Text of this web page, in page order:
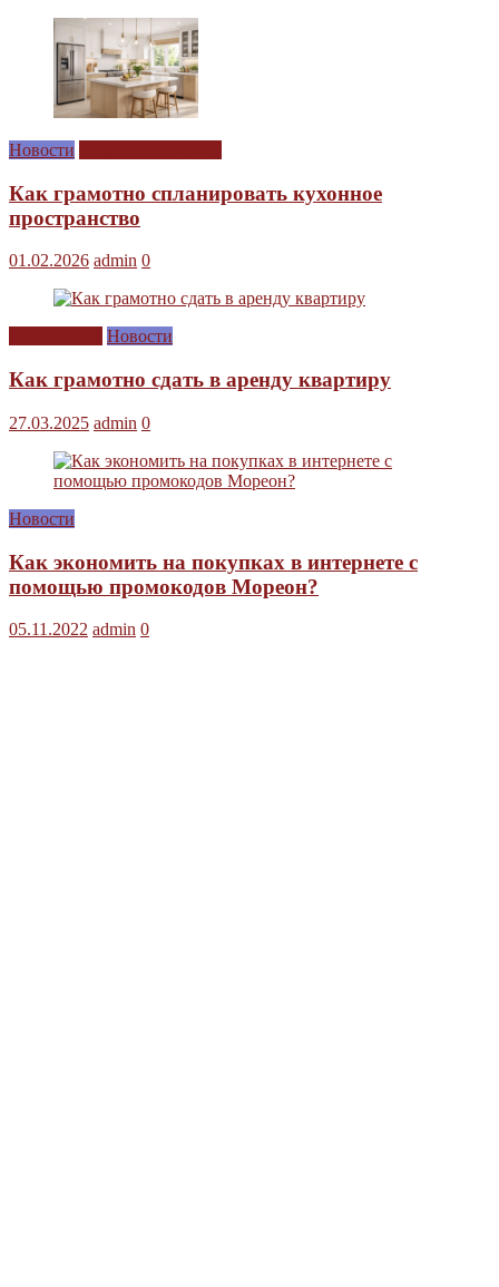
Новости
Как грамотно спланировать кухонное
пространство
01.02.2026 admin 0
Новости
Как грамотно сдать в аренду квартиру
27.03.2025 admin 0
Новости
Как экономить на покупках в интернете с
помощью промокодов Мореон?
05.11.2022 admin 0